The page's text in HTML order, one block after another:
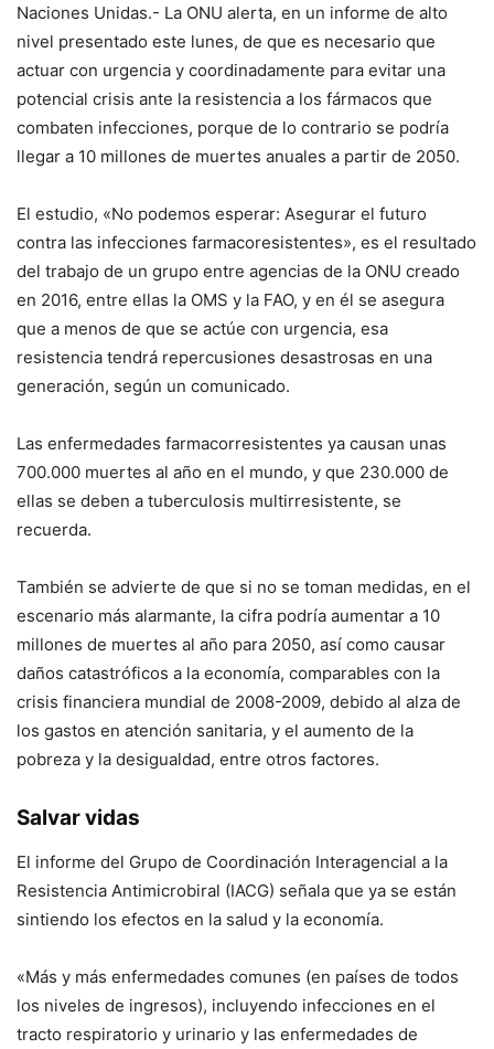
Naciones Unidas.- La ONU alerta, en un informe de alto
nivel presentado este lunes, de que es necesario que
actuar con urgencia y coordinadamente para evitar una
potencial crisis ante la resistencia a los fármacos que
combaten infecciones, porque de lo contrario se podría
llegar a 10 millones de muertes anuales a partir de 2050.
El estudio, «No podemos esperar: Asegurar el futuro
contra las infecciones farmacoresistentes», es el resultado
del trabajo de un grupo entre agencias de la ONU creado
en 2016, entre ellas la OMS y la FAO, y en él se asegura
que a menos de que se actúe con urgencia, esa
resistencia tendrá repercusiones desastrosas en una
generación, según un comunicado.
Las enfermedades farmacorresistentes ya causan unas
700.000 muertes al año en el mundo, y que 230.000 de
ellas se deben a tuberculosis multirresistente, se
recuerda.
También se advierte de que si no se toman medidas, en el
escenario más alarmante, la cifra podría aumentar a 10
millones de muertes al año para 2050, así como causar
daños catastróficos a la economía, comparables con la
crisis financiera mundial de 2008-2009, debido al alza de
los gastos en atención sanitaria, y el aumento de la
pobreza y la desigualdad, entre otros factores.
Salvar vidas
El informe del Grupo de Coordinación Interagencial a la
Resistencia Antimicrobiral (IACG) señala que ya se están
sintiendo los efectos en la salud y la economía.
«Más y más enfermedades comunes (en países de todos
los niveles de ingresos), incluyendo infecciones en el
tracto respiratorio y urinario y las enfermedades de